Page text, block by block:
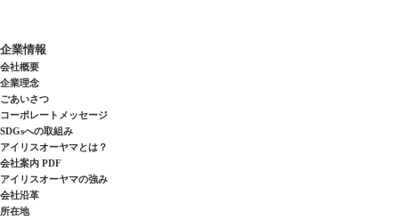
企業情報
会社概要
企業理念
ごあいさつ
コーポレートメッセージ
SDGsへの取組み
アイリスオーヤマとは？
会社案内 PDF
アイリスオーヤマの強み
会社沿革
所在地